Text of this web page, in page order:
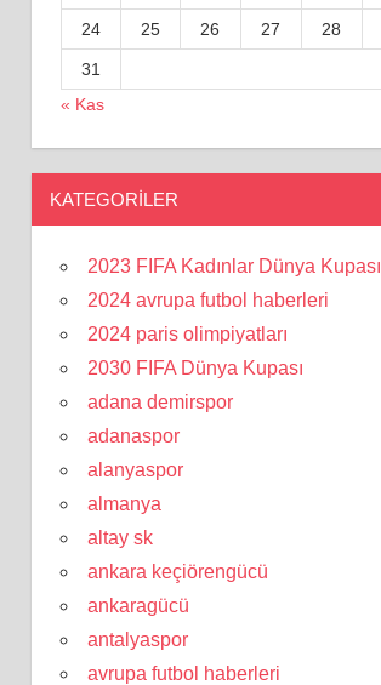
24 25 26 27 28
31
« Kas
KATEGORILER
2023 FIFA Kadınlar Dünya Kupası
2024 avrupa futbol haberleri
2024 paris olimpiyatları
2030 FIFA Dünya Kupası
adana demirspor
adanaspor
alanyaspor
almanya
altay sk
ankara keçiörengücü
ankaragücü
antalyaspor
avrupa futbol haberleri